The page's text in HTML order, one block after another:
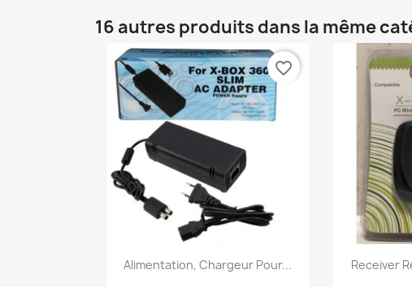
16 autres produits dans la même
Aperçu rapide
Alimentation, Chargeur Pour...
favorite_border

Receiver